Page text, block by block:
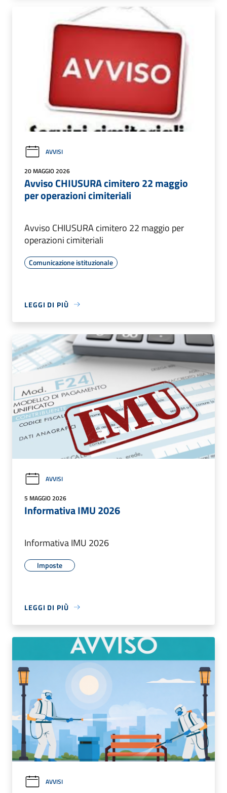
AVVISI
20 MAGGIO 2026
Avviso CHIUSURA cimitero 22 maggio
per operazioni cimiteriali
Avviso CHIUSURA cimitero 22 maggio per
operazioni cimiteriali
Comunicazione istituzionale
LEGGI DI PIÙ
AVVISI
5 MAGGIO 2026
Informativa IMU 2026
Informativa IMU 2026
Imposte
LEGGI DI PIÙ
AVVISI